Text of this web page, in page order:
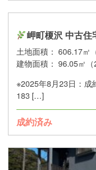
岬町榎沢 中古
土地面積： 606.17㎡
建物面積： 96.05㎡（
※2025年8月23日：成
183 […]
成約済み